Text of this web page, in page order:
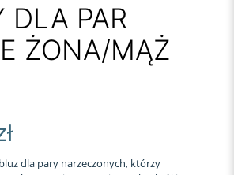
DLA PAR
ŻONA/MĄŻ
dla pary narzeczonych, którzy